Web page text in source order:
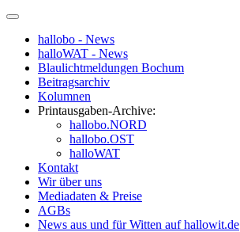
hallobo - News
halloWAT - News
Blaulichtmeldungen Bochum
Beitragsarchiv
Kolumnen
Printausgaben-Archive:
hallobo.NORD
hallobo.OST
halloWAT
Kontakt
Wir über uns
Mediadaten & Preise
AGBs
News aus und für Witten auf hallowit.de